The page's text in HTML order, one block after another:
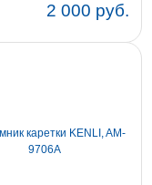
2 000 руб.